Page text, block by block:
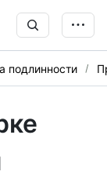
подлинности